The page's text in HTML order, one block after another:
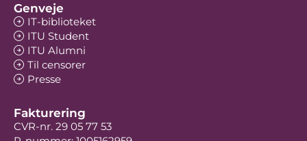
Genveje
IT-biblioteket
ITU Student
ITU Alumni
Til censorer
Presse
Fakturering
CVR-nr. 29 05 77 53